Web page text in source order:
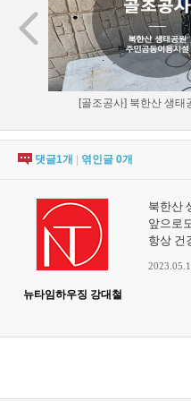
[골조공사] 북한산 생태
댓글1개 엮인글 0개